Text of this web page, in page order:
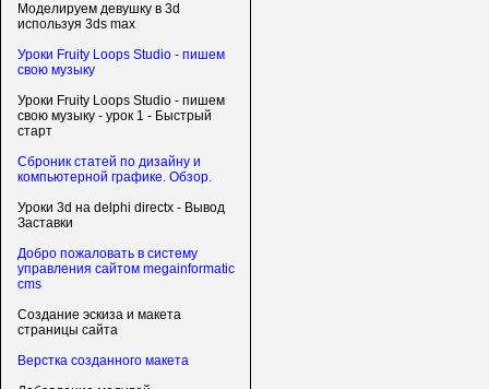
Моделируем девушку в 3d
используя 3ds max
Уроки Fruity Loops Studio - пишем
свою музыку
Уроки Fruity Loops Studio - пишем
свою музыку - урок 1 - Быстрый
старт
Сброник статей по дизайну и
компьютерной графике. Обзор.
Уроки 3d на delphi directx - Вывод
Заставки
Добро пожаловать в систему
управления сайтом megainformatic
cms
Создание эскиза и макета
страницы сайта
Верстка созданного макета